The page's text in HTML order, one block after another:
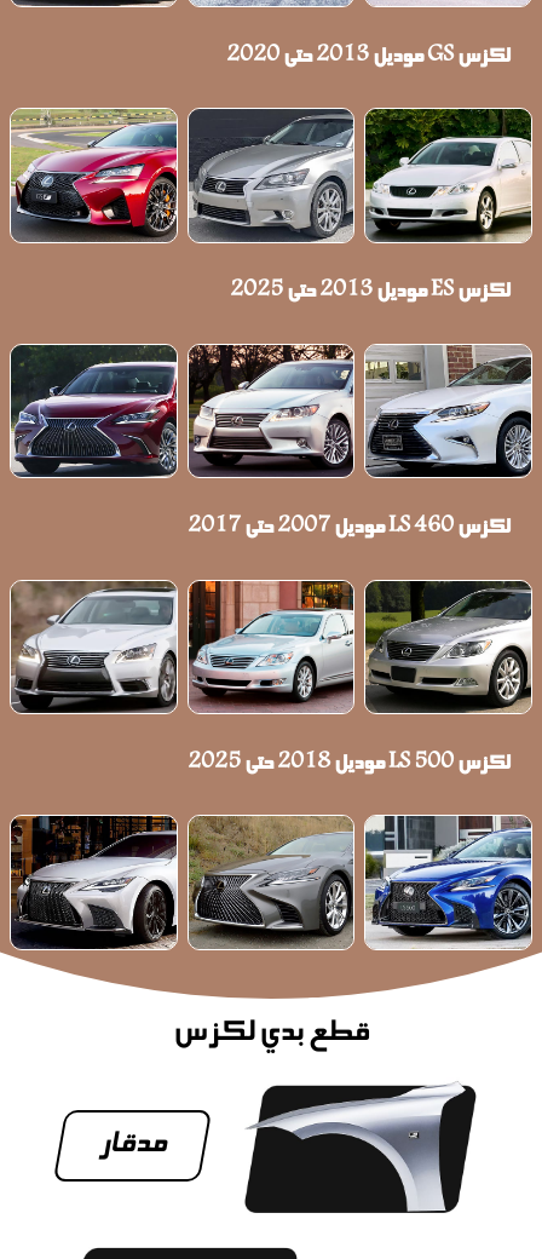
لكزس GS موديل 2013 حتى 2020
لكزس ES موديل 2013 حتى 2025
لكزس LS 460 موديل 2007 حتى 2017
لكزس LS 500 موديل 2018 حتى 2025
قطع بدي لكزس
مدقار